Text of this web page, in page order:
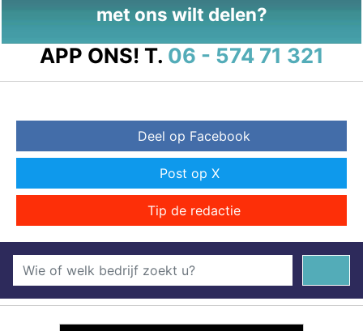
met ons wilt delen?
APP ONS! T. 06 - 574 71 321
Deel op Facebook
Post op X
Tip de redactie